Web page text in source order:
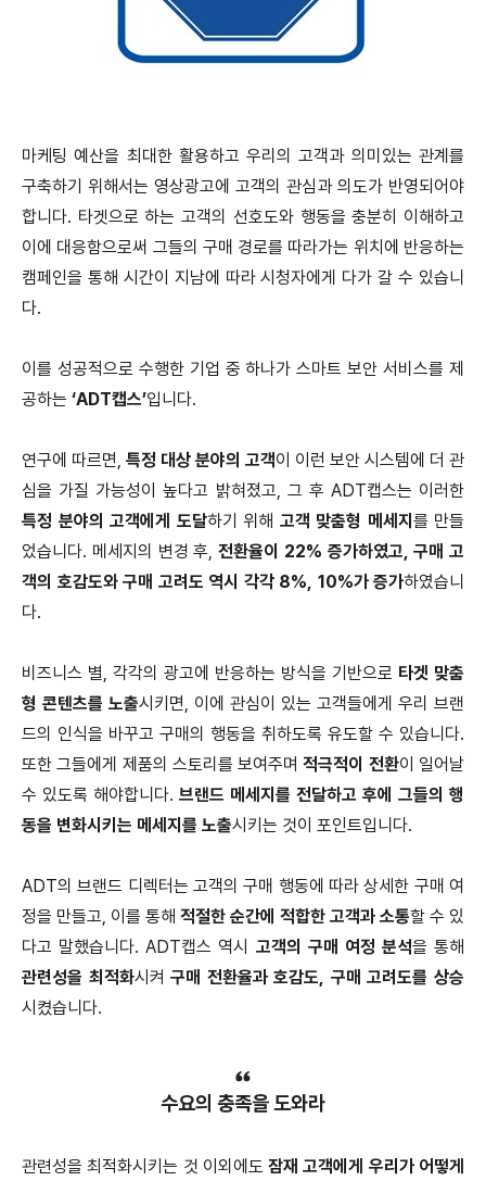
마케팅 예산을 최대한 활용하고 우리의 고객과 의미있는 관계를
구축하기 위해서는 영상광고에 고객의 관심과 의도가 반영되어야
합니다. 타겟으로 하는 고객의 선호도와 행동을 충분히 이해하고
이에 대응함으로써 그들의 구매 경로를 따라가는 위치에 반응하는
캠페인을 통해 시간이 지남에 따라 시청자에게 다가 갈 수 있습니
다.
이를 성공적으로 수행한 기업 중 하나가 스마트 보안 서비스를 제
공하는 ‘ADT캡스’입니다.
연구에 따르면, 특정 대상 분야의 고객이 이런 보안 시스템에 더 관
심을 가질 가능성이 높다고 밝혀졌고, 그 후 ADT캡스는 이러한
특정 분야의 고객에게 도달하기 위해 고객 맞춤형 메세지 를 만들
었습니다. 메세지의 변경 후, 전환율이 22% 증가하였고, 구매 고
객의 호감도와 구매 고려도 역시 각각 8%, 10%가 증가하였습니
다.
비즈니스 별, 각각의 광고에 반응하는 방식을 기반으로 타겟 맞춤
형 콘텐츠를 노출시키면, 이에 관심이 있는 고객들에게 우리 브랜
드의 인식을 바꾸고 구매의 행동을 취하도록 유도할 수 있습니다.
또한 그들에게 제품의 스토리를 보여주며적극적이 전환이 일어날
수 있도록 해야합니다. 브랜드 메세지를 전달하고 후에 그들의 행
동을 변화시키는 메세지를 노출시키는 것이 포인트입니다.
ADT의 브랜드 디렉터는 고객의 구매 행동에 따라 상세한 구매 여
정을 만들고, 이를 통해 적절한 순간에 적합한 고객과 소통할 수 있
다고 말했습니다. ADT캡스 역시 고객의 구매 여정 분석을 통해
관련성을 최적화시켜구매 전환율과 호감도, 구매 고려도를 상승
시켰습니다.
수요의 충족을 도와라
관련성을 최적화시키는 것 이외에도잠재 고객에게 우리가 어떻게